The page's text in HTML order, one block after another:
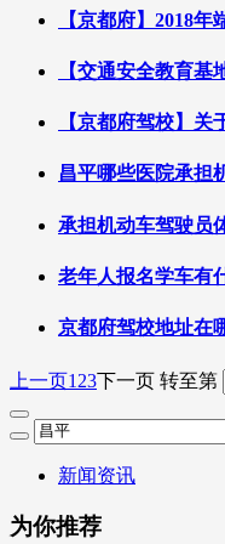
【京都府】2018
【交通安全教育
【京都府驾校】关
昌平哪些医院承担
承担机动车驾驶员
老年人报名学车有
京都府驾校地址在
上一页1 23下一页 转至第
新闻资讯
为你推荐